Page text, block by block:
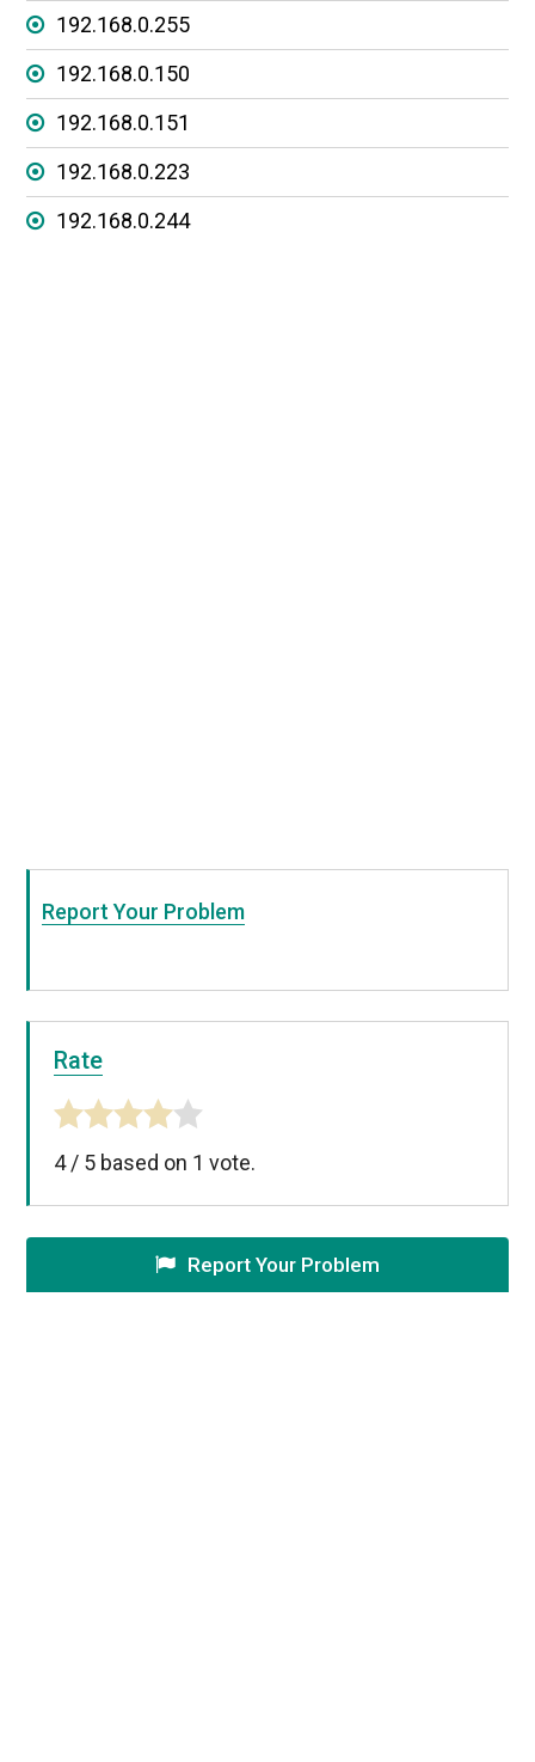
192.168.0.255
192.168.0.150
192.168.0.151
192.168.0.223
192.168.0.244
Report Your Problem
Rate
4/ 5 based on 1 vote.
Report Your Problem